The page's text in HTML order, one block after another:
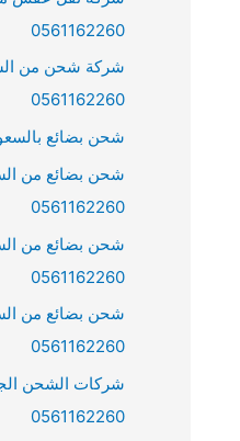
0561162260
شركة شحن من
0561162260
شحن بضائع بالسعودية
شحن بضائع من
0561162260
شحن بضائع من
0561162260
شحن بضائع من
0561162260
شركات الشحن
0561162260